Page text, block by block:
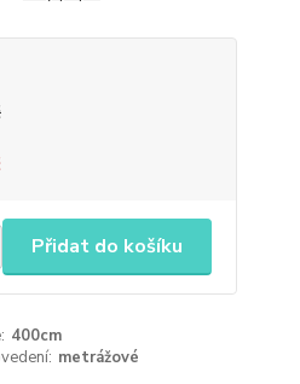
Přidat do košíku
400cm
metrážové